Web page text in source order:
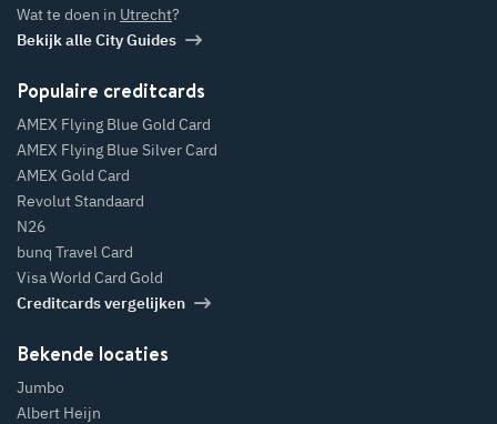
Wat te doen in Utrecht?
Bekijk alle City Guides
Populaire creditcards
AMEX Flying Blue Gold Card
AMEX Flying Blue Silver Card
AMEX Gold Card
Revolut Standaard
N26
bunq Travel Card
Visa World Card Gold
Creditcards vergelijken
Bekende locaties
Jumbo
Albert Heijn